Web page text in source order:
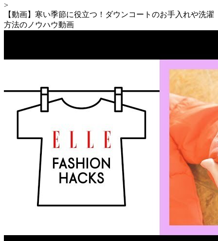
>
【動画】寒い季節に役立つ！ダウンコートのお手入れや洗濯
方法のノウハウ動画